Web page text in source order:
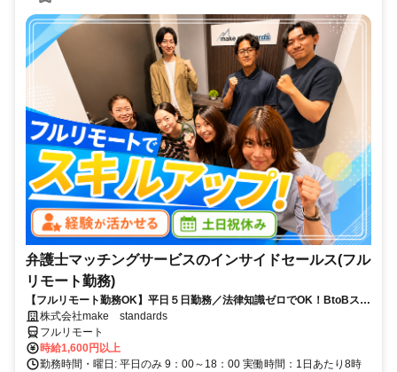
弁護士マッチングサービスのインサイドセールス(フル
リモート勤務)
【フルリモート勤務OK】平日５日勤務／法律知識ゼロでOK！BtoBスキ
ルが身につく営業職
株式会社make standards
フルリモート
時給1,600円以上
勤務時間・曜日: 平日のみ 9：00～18：00 実働時間：1日あたり8時